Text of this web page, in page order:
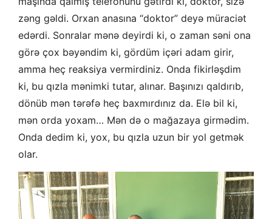
zəng gəldi. Orxan anasına “doktor” deyə müraciət
edərdi. Sonralar mənə deyirdi ki, o zaman səni ona
görə çox bəyəndim ki, gördüm içəri adam girir,
amma heç reaksiya vermirdiniz. Onda fikirləşdim
ki, bu qızla mənimki tutar, alınar. Başınızı qaldırıb,
dönüb mən tərəfə heç baxmırdınız da. Elə bil ki,
mən orda yoxam… Mən də o mağazaya girmədim.
Onda dedim ki, yox, bu qızla uzun bir yol getmək
olar.